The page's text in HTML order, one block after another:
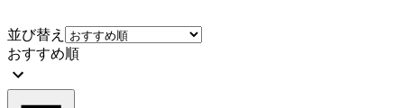
並び替え
おすすめ順